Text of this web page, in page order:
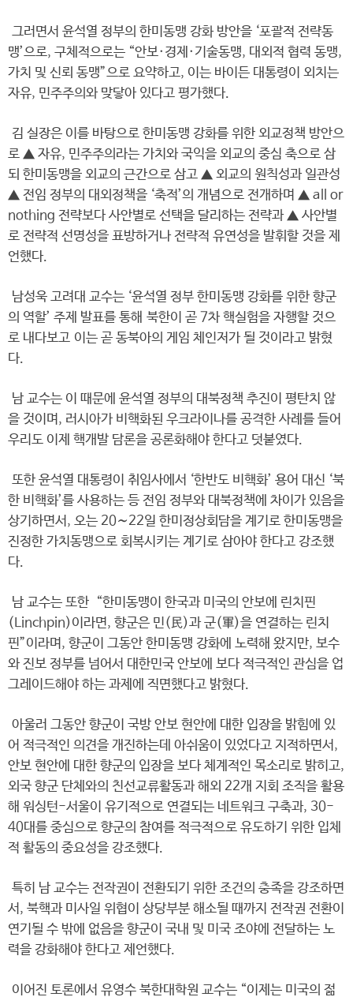
그러면서 윤석열 정부의 한미동맹 강화 방안을 ‘포괄적 전략동
맹’으로, 구체적으로는 “안보·경제·기술동맹, 대외적 협력 동맹,
가치 및 신뢰 동맹”으로 요약하고, 이는 바이든 대통령이 외치는
자유, 민주주의와 맞닿아 있다고 평가했다.
김 실장은 이를 바탕으로 한미동맹 강화를 위한 외교정책 방안으
로 ▲ 자유, 민주주의라는 가치와 국익을 외교의 중심 축으로 삼
되 한미동맹을 외교의 근간으로 삼고 ▲ 외교의 원칙성과 일관성
▲ 전임 정부의 대외정책을 ‘축적’의 개념으로 전개하며 ▲ all or
nothing 전략보다 사안별로 선택을 달리하는 전략과 ▲ 사안별
로 전략적 선명성을 표방하거나 전략적 유연성을 발휘할 것을 제
언했다.
남성욱 고려대 교수는 ‘윤석열 정부 한미동맹 강화를 위한 향군
의 역할’ 주제 발표를 통해 북한이 곧 7차 핵실험을 자행할 것으
로 내다보고 이는 곧 동북아의 게임 체인저가 될 것이라고 밝혔
다.
남 교수는 이 때문에 윤석열 정부의 대북정책 추진이 평탄치 않
을 것이며, 러시아가 비핵화된 우크라이나를 공격한 사례를 들어
우리도 이제 핵개발 담론을 공론화해야 한다고 덧붙였다.
또한 윤석열 대통령이 취임사에서 ‘한반도 비핵화’ 용어 대신 ‘북
한 비핵화’를 사용하는 등 전임 정부와 대북정책에 차이가 있음을
상기하면서, 오는 20∼22일 한미정상회담을 계기로 한미동맹을
진정한 가치동맹으로 회복시키는 계기로 삼아야 한다고 강조했
다.
남 교수는 또한 “한미동맹이 한국과 미국의 안보에 린치핀
(Linchpin)이라면, 향군은 민(民)과 군(軍)을 연결하는 린치
핀”이라며, 향군이 그동안 한미동맹 강화에 노력해 왔지만, 보수
와 진보 정부를 넘어서 대한민국 안보에 보다 적극적인 관심을 업
그레이드해야 하는 과제에 직면했다고 밝혔다.
아울러 그동안 향군이 국방 안보 현안에 대한 입장을 밝힘에 있
어 적극적인 의견을 개진하는데 아쉬움이 있었다고 지적하면서,
안보 현안에 대한 향군의 입장을 보다 체계적인 목소리로 밝히고,
외국 향군 단체와의 친선교류활동과 해외 22개 지회 조직을 활용
해 워싱턴-서울이 유기적으로 연결되는 네트워크 구축과, 30-
40대를 중심으로 향군의 참여를 적극적으로 유도하기 위한 입체
적 활동의 중요성을 강조했다.
특히 남 교수는 전작권이 전환되기 위한 조건의 충족을 강조하면
서, 북핵과 미사일 위협이 상당부분 해소될 때까지 전작권 전환이
연기될 수 밖에 없음을 향군이 국내 및 미국 조야에 전달하는 노
력을 강화해야 한다고 제언했다.
이어진 토론에서 유영수 북한대학원 교수는 “이제는 미국의 젊